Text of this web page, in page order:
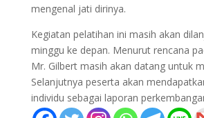
mengenal jati dirinya.
Kegiatan pelatihan ini masih akan
minggu ke depan. Menurut rencana
Mr. Gilbert masih akan datang untuk
Selanjutnya peserta akan
individu sebagai laporan